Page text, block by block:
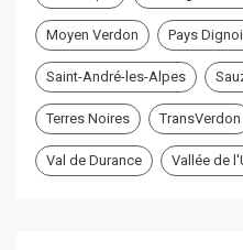
Moyen Verdon Pays
Saint-André-les-Alpes
Terres Noires TransVerdon
Val de Durance Vallée de